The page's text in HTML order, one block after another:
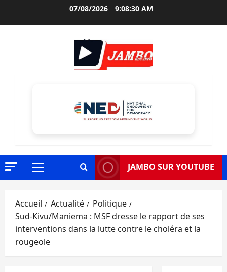
07/08/2026 9:08:31 AM
Menu
JAMBO SUR YOUTUBE
Accueil Actualité
Politique
Sud-Kivu/Maniema : MSF dresse le rapport de ses
interventions dans la lutte contre le choléra et la
rougeole